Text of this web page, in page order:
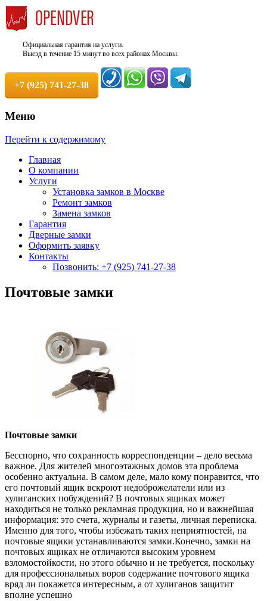
Официальная гарантия на услуги.
Выезд в течение 15 минут во всех районах Москвы.
+7 (925) 741-27-38
Служба вскрытия и ремонта
замков +7 (925) 741-27-38
Круглосуточно. 100% Гарантия!
Меню
Перейти к содержимому
Главная
О компании
Услуги
Установка замков в Москве
Ремонт замков
Замена замков
Гарантия
Дверные замки
Оформить заявку
Контакты
Позвонить: +7 (925) 741-27-38
Почтовые замки
Почтовые замки
Бесспорно, что сохранность корреспонденции – дело весьма
важное. Для жителей многоэтажных домов эта проблема
особенно актуальна. В самом деле, мало кому понравится, что
его почтовый ящик вскроют недоброжелатели или из
хулиганских побуждений? В почтовых ящиках может
находиться не только рекламная продукция, но и важнейшая
информация: это счета, журналы и газеты, личная переписка.
Именно для того, чтобы избежать таких неприятностей, на
почтовые ящики устанавливаются замки.Конечно, замки на
почтовых ящиках не отличаются высоким уровнем
взломостойкости, но этого обычно и не требуется, поскольку
для профессиональных воров содержание почтового ящика
вряд ли покажется интересным, а от хулиганов защитит
вполне успешно